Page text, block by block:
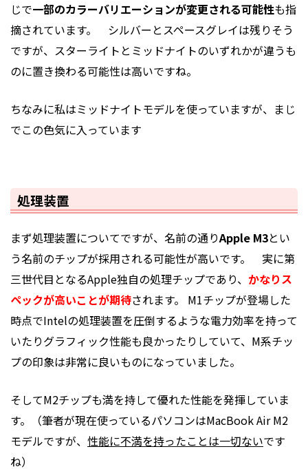
じで一部のカラーバリエーションが変更される可能性も指
摘されています。 シルバーとスペースグレイは残りそう
ですが、スターライトとミッドナイトのいずれかが違うも
のに置き換わる可能性は高いですね。
ちなみに私はミッドナイトモデルを使っていますが、まじ
でこの色気に入っています
処理装置
まず処理装置についてですが、名前の通りApple M3とい
う名前のチップが採用される可能性が高いです。 実に第
三世代目となるApple独自の処理チップであり、 かなりス
ペックが高いことが期待されます。 M1チップが登場した
時点でIntelの処理装置を圧倒するような電力効率を持って
いたりグラフィック性能も良かったりしていて、M系チッ
プの印象は非常に良いものになっていました。
そしてM2チップも満を持して優れた性能を発揮していま
す。（筆者が現在使っているパソコンはMacBook Air M2
モデルですが、 性能に不満を持ったことは一切ないです
ね）